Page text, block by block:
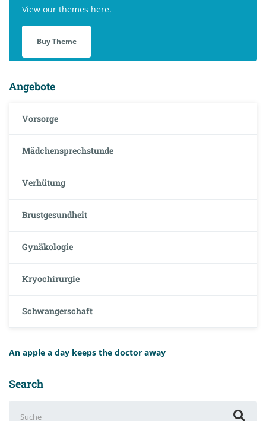
View our themes here.
Buy Theme
Angebote
Vorsorge
Mädchensprechstunde
Verhütung
Brustgesundheit
Gynäkologie
Kryochirurgie
Schwangerschaft
An apple a day keeps the doctor away
Search